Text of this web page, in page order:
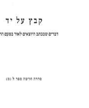
שולמית אליצור